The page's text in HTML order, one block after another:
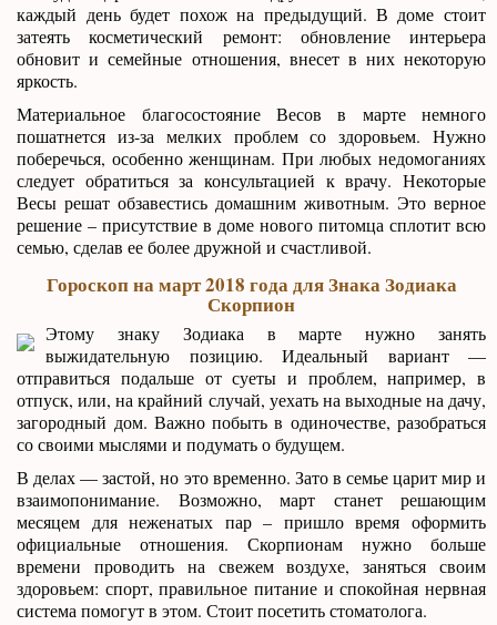
каждый день будет похож на предыдущий. В доме стоит
затеять косметический ремонт: обновление интерьера
обновит и семейные отношения, внесет в них некоторую
яркость.
Материальное благосостояние Весов в марте немного
пошатнется из-за мелких проблем со здоровьем. Нужно
поберечься, особенно женщинам. При любых недомоганиях
следует обратиться за консультацией к врачу. Некоторые
Весы решат обзавестись домашним животным. Это верное
решение – присутствие в доме нового питомца сплотит всю
семью, сделав ее более дружной и счастливой.
Гороскоп на март 2018 года для Знака Зодиака
Скорпион
Этому знаку Зодиака в марте нужно занять
выжидательную позицию. Идеальный вариант —
отправиться подальше от суеты и проблем, например, в
отпуск, или, на крайний случай, уехать на выходные на дачу,
загородный дом. Важно побыть в одиночестве, разобраться
со своими мыслями и подумать о будущем.
В делах — застой, но это временно. Зато в семье царит мир и
взаимопонимание. Возможно, март станет решающим
месяцем для неженатых пар – пришло время оформить
официальные отношения. Скорпионам нужно больше
времени проводить на свежем воздухе, заняться своим
здоровьем: спорт, правильное питание и спокойная нервная
система помогут в этом. Стоит посетить стоматолога.